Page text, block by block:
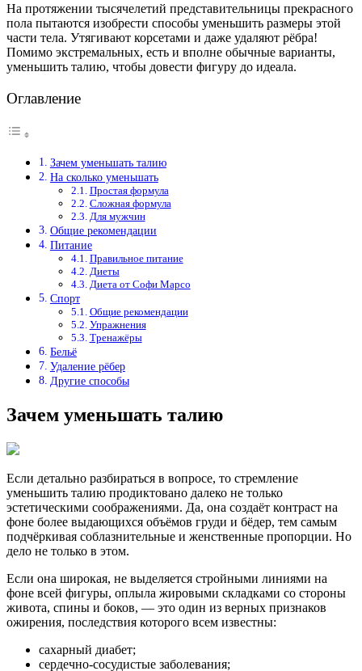
На протяжении тысячелетий представительницы прекрасного
пола пытаются изобрести способы уменьшить размеры этой
части тела. Утягивают корсетами и даже удаляют рёбра!
Помимо экстремальных, есть и вполне обычные варианты,
уменьшить талию, чтобы довести фигуру до идеала.
Оглавление
Зачем уменьшать талию
На сколько уменьшать
Простая формула
Сложная формула
Для мужчин
Общие рекомендации
Питание
Правильное питание
Диеты
Диета от Софи Марсо
Спорт
Общие рекомендации
Упражнения
Тренажёры
Бельё
Удаление рёбер
Другие способы
Зачем уменьшать талию
Если детально разбираться в вопросе, то стремление
уменьшить талию продиктовано далеко не только
эстетическими соображениями. Да, она создаёт контраст на
фоне более выдающихся объёмов груди и бёдер, тем самым
подчёркивая соблазнительные и женственные пропорции. Но
дело не только в этом.
Если она широкая, не выделяется стройными линиями на
фоне всей фигуры, оплыла жировыми складками со стороны
живота, спины и боков, — это один из верных признаков
ожирения, последствия которого всем известны:
сахарный диабет;
сердечно-сосудистые заболевания;